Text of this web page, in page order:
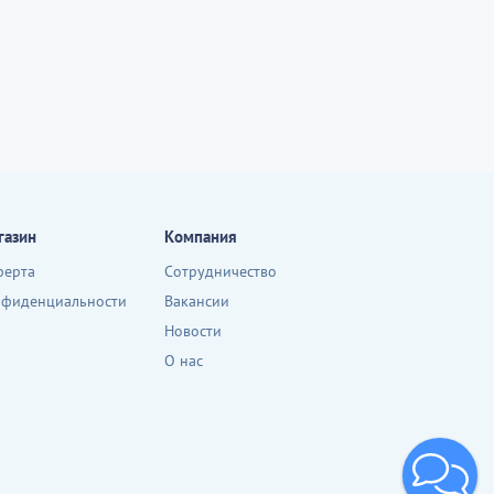
Компания
Сотрудничество
Вакансии
Новости
О нас